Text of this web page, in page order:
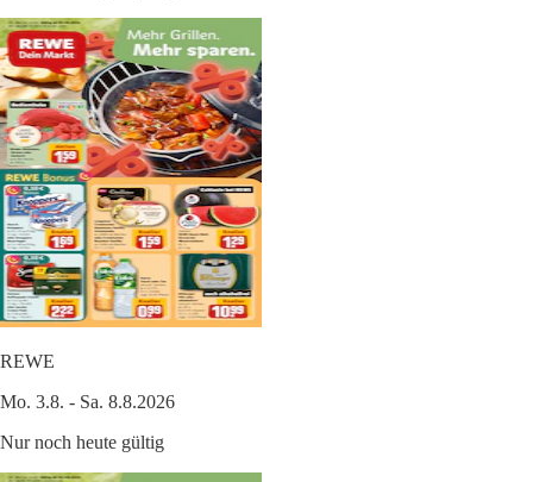
REWE
Mo. 3.8. - Sa. 8.8.2026
Nur noch heute gültig